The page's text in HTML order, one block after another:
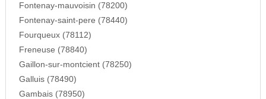
Fontenay-mauvoisin (78200)
Fontenay-saint-pere (78440)
Fourqueux (78112)
Freneuse (78840)
Gaillon-sur-montcient (78250)
Galluis (78490)
Gambais (78950)